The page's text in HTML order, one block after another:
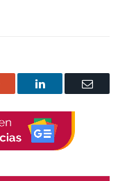
Google+ LinkedIn
Correo